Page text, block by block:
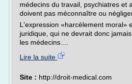
médecins du travail, psychiatres et
doivent pas méconnaître ou
L'expression «harcèlement moral»
juridique, qui ne devrait donc
les médecins....
Lire la suite
Site : http://droit-medical.com